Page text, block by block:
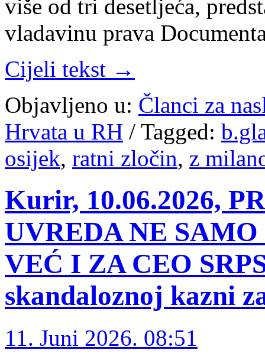
više od tri desetljeća,
vladavinu prava
Cijeli tekst →
Objavljeno u: Članci za
Hrvata u RH / Tagged:
osijek, ratni zločin, z
Kurir, 10.06.2026,
UVREDA NE
VEĆ I ZA CEO
skandaloznoj kazni
11. Juni 2026. 08:51